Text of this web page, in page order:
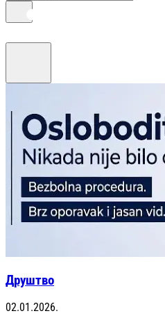
Друштво
02.01.2026.